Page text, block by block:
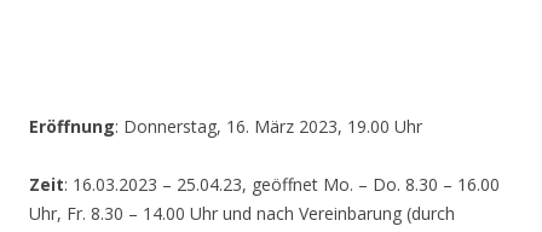
Eröffnung: Donnerstag, 16. März 2023, 19.00 Uhr
Zeit: 16.03.2023 – 25.04.23, geöffnet Mo. – Do. 8.30 – 16.00
Uhr, Fr. 8.30 – 14.00 Uhr und nach Vereinbarung (durch